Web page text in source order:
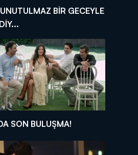
BİR GECEYLE
SON BULUŞMA!